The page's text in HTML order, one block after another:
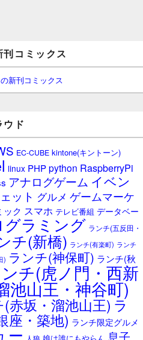
コミックス
新刊コミックス
ウド
EC-CUBE kintone(キントーン)
linux PHPpython RaspberryPi
アナログゲーム イベン
ット グルメ ゲームマーケ
ック スマホ テレビ番組 データベー
グラミング ランチ(五反田・
チ(新橋) ランチ(有楽町) ランチ
) ランチ(神保町) ランチ(秋
チ(虎ノ門・西新
池山王・神谷町)
赤坂・溜池山王) ラ
座・築地) ランチ限定グルメ
ー 人狼 息子